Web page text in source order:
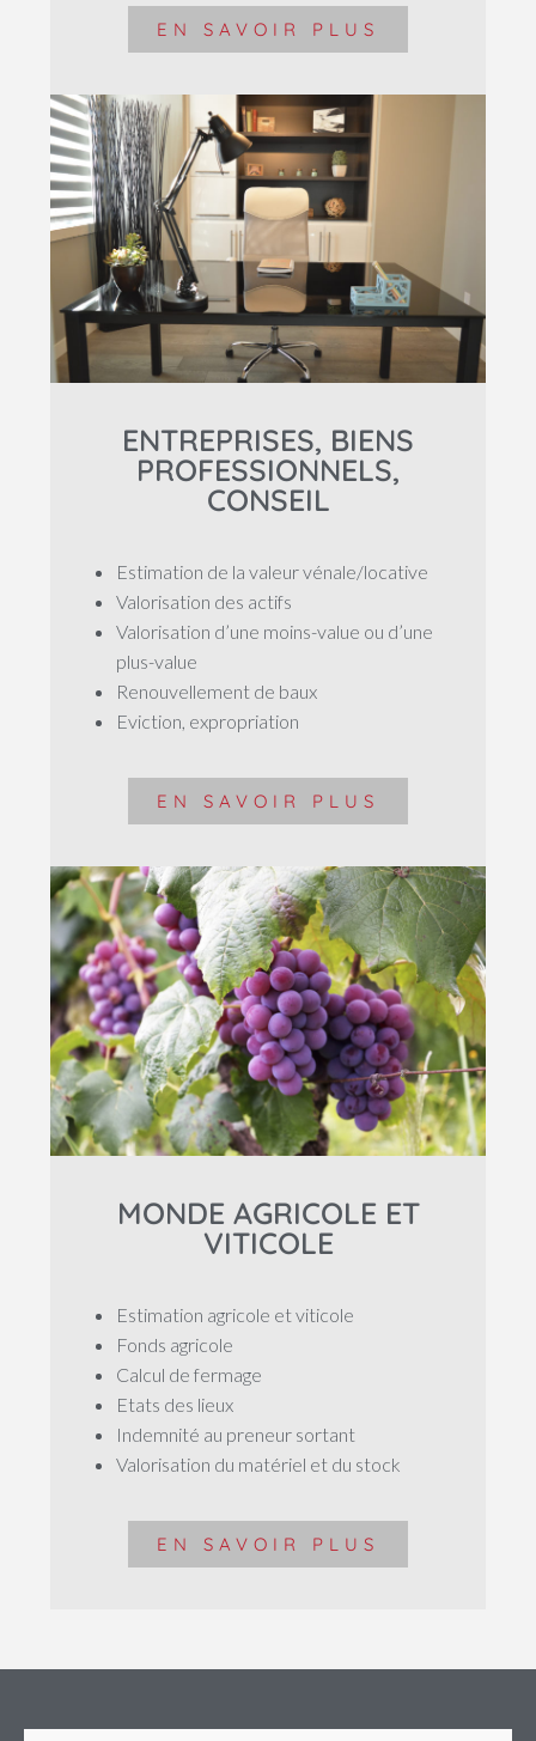
EN SAVOIR PLUS
ENTREPRISES, BIENS
PROFESSIONNELS,
CONSEIL
Estimation de la valeur vénale/locative
Valorisation des actifs
Valorisation d’une moins-value ou d’une
plus-value
Renouvellement de baux
Eviction, expropriation
EN SAVOIR PLUS
MONDE AGRICOLE ET
VITICOLE
Estimation agricole et viticole
Fonds agricole
Calcul de fermage
Etats des lieux
Indemnité au preneur sortant
Valorisation du matériel et du stock
EN SAVOIR PLUS